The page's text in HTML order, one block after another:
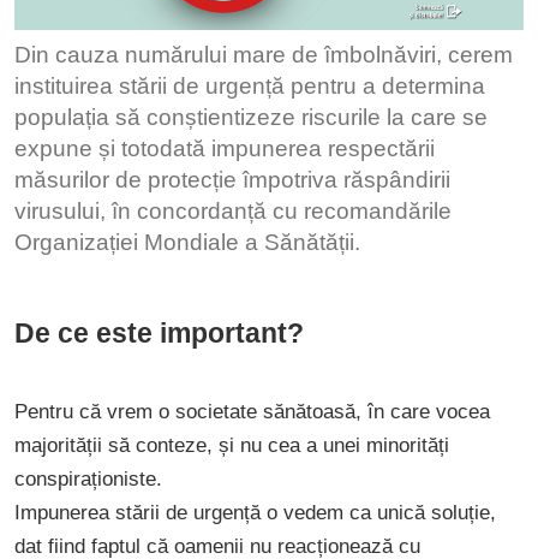
Din cauza numărului mare de îmbolnăviri, cerem
instituirea stării de urgență pentru a determina
populația să conștientizeze riscurile la care se
expune și totodată impunerea respectării
măsurilor de protecție împotriva răspândirii
virusului, în concordanță cu recomandările
Organizației Mondiale a Sănătății.
De ce este important?
Pentru că vrem o societate sănătoasă, în care vocea
majorității să conteze, și nu cea a unei minorități
conspiraționiste.
Impunerea stării de urgență o vedem ca unică soluție,
dat fiind faptul că oamenii nu reacționează cu